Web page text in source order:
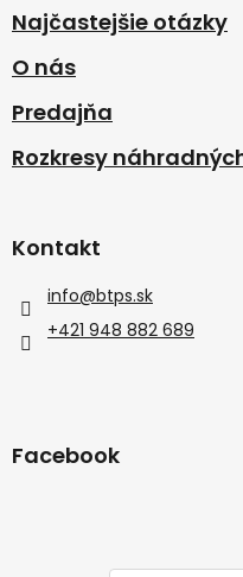
Najčastejšie otázky
O nás
Predajňa
Rozkresy
Kontakt
info@btps.sk
+421 948 882 689
Facebook